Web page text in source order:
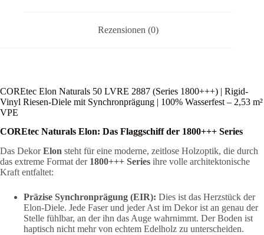
Rezensionen (0)
COREtec Elon Naturals 50 LVRE 2887 (Series 1800+++) | Rigid-
Vinyl Riesen-Diele mit Synchronprägung | 100% Wasserfest – 2,53 m²
VPE
COREtec Naturals Elon: Das Flaggschiff der 1800+++ Series
Das DekorElon steht für eine moderne, zeitlose Holzoptik, die durch
das extreme Format der 1800+++ Series ihre volle architektonische
Kraft entfaltet:
Präzise Synchronprägung (EIR): Dies ist das Herzstück der
Elon-Diele. Jede Faser und jeder Ast im Dekor ist an genau der
Stelle fühlbar, an der ihn das Auge wahrnimmt. Der Boden ist
haptisch nicht mehr von echtem Edelholz zu unterscheiden.